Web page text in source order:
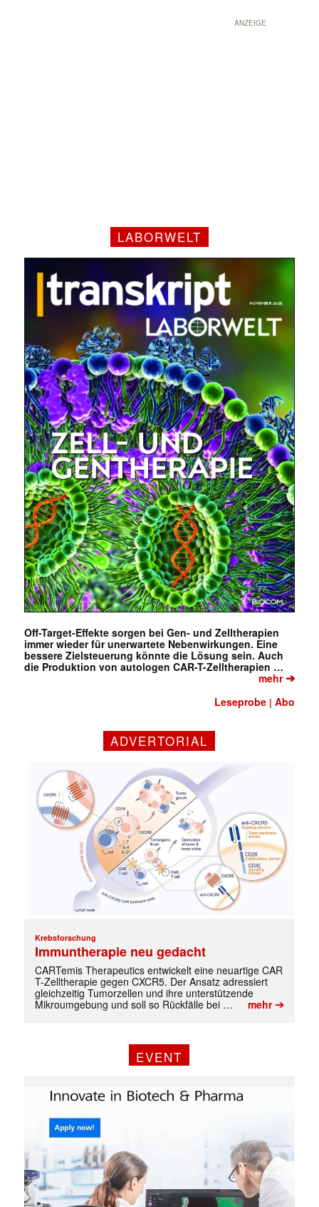
ANZEIGE
LABORWELT
Off-Target-Effekte sorgen bei Gen- und Zelltherapien
immer wieder für unerwartete Nebenwirkungen. Eine
bessere Zielsteuerung könnte die Lösung sein. Auch
die Produktion von autologen CAR-T-Zelltherapien …
mehr➔
Leseprobe |Abo
ADVERTORIAL
Krebsforschung
Immuntherapie neu gedacht
CARTemis Therapeutics entwickelt eine neuartige CAR
T-Zelltherapie gegen CXCR5. Der Ansatz adressiert
gleichzeitig Tumorzellen und ihre unterstützende
Mikroumgebung und soll so Rückfälle bei …
mehr➔
EVENT